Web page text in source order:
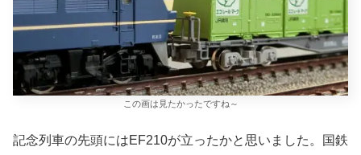
この画は見たかったですね～
記念列車の先頭にはEF210が立ったかと思いました。国鉄